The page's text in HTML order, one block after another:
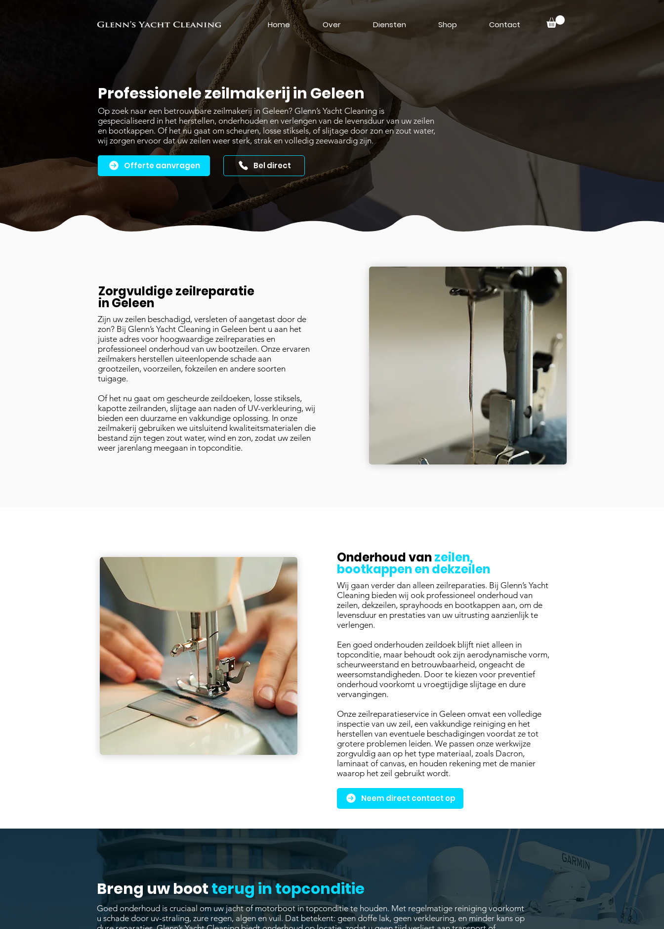
Home Over Diensten Shop Contact
Professionele zeilmakerij in Geleen
Op zoek naar een betrouwbare zeilmakerij in Geleen? Glenn’s Yacht Cleaning is
gespecialiseerd in het herstellen, onderhouden en verlengen van de levensduur van uw zeilen
en bootkappen. Of het nu gaat om scheuren, losse stiksels, of slijtage door zon en zout water,
wij zorgen ervoor dat uw zeilen weer sterk, strak en volledig zeewaardig zijn.
Offerte aanvragen Bel direct
Zorgvuldige zeilreparatie
in Geleen
Zijn uw zeilen beschadigd, versleten of aangetast door de
zon? Bij Glenn’s Yacht Cleaning in Geleen bent u aan het
juiste adres voor hoogwaardige zeilreparaties en
professioneel onderhoud van uw bootzeilen. Onze ervaren
zeilmakers herstellen uiteenlopende schade aan
grootzeilen, voorzeilen, fokzeilen en andere soorten
tuigage.
Of het nu gaat om gescheurde zeildoeken, losse stiksels,
kapotte zeilranden, slijtage aan naden of UV-verkleuring, wij
bieden een duurzame en vakkundige oplossing. In onze
zeilmakerij gebruiken we uitsluitend kwaliteitsmaterialen die
bestand zijn tegen zout water, wind en zon, zodat uw zeilen
weer jarenlang meegaan in topconditie.
Onderhoud vanzeilen,
bootkappen en dekzeilen
Wij gaan verder dan alleen zeilreparaties. Bij Glenn’s Yacht
Cleaning bieden wij ook professioneel onderhoud van
zeilen, dekzeilen, sprayhoods en bootkappen aan, om de
levensduur en prestaties van uw uitrusting aanzienlijk te
verlengen.
Een goed onderhouden zeildoek blijft niet alleen in
topconditie, maar behoudt ook zijn aerodynamische vorm,
scheurweerstand en betrouwbaarheid, ongeacht de
weersomstandigheden. Door te kiezen voor preventief
onderhoud voorkomt u vroegtijdige slijtage en dure
vervangingen.
Onze zeilreparatieservice in Geleen omvat een volledige
inspectie van uw zeil, een vakkundige reiniging en het
herstellen van eventuele beschadigingen voordat ze tot
grotere problemen leiden. We passen onze werkwijze
zorgvuldig aan op het type materiaal, zoals Dacron,
laminaat of canvas, en houden rekening met de manier
waarop het zeil gebruikt wordt.
Neem direct contact op
Breng uw bootterug in topconditie
Goed onderhoud is cruciaal om uw jacht of motorboot in topconditie te houden. Met regelmatige reiniging voorkomt
u schade door uv-straling, zure regen, algen en vuil. Dat betekent: geen doffe lak, geen verkleuring, en minder kans op